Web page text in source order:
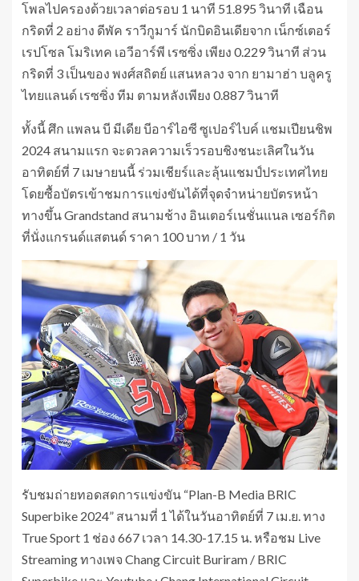
โพลไปครองด้วยเวลาต่อรอบ 1 นาที 51.895 วินาที เฉือน
กริดที่ 2 อย่าง ดีพัค ราวีกูมาร์ นักบิดอินเดียจาก เน็กซ์เตอร์
เรปโซล โมริเทค เอวีอาร์พี เรซซิ่ง เพียง 0.229 วินาที ส่วน
กริดที่ 3 เป็นของ พงศ์สถิตย์ แสนหลวง จาก ยามาฮ่า บลูครู
ไทยแลนด์ เรซซิ่ง ทีม ตามหลังเพียง 0.887 วินาที
ทั้งนี้ ศึก แพลน บี มีเดีย บีอาร์ไอซี ซูเปอร์ไบค์ แชมเปียนชิพ
2024 สนามแรก จะดวลความเร็วรอบชิงชนะเลิศในวัน
อาทิตย์ที่ 7 เมษายนนี้ ร่วมเชียร์และลุ้นแชมป์ประเทศไทย
โดยซื้อบัตรเข้าชมการแข่งขันได้ที่จุดจำหน่ายบัตรหน้า
ทางขึ้น Grandstand สนามช้าง อินเตอร์เนชั่นแนล เซอร์กิต
ที่นั่งแกรนด์แสตนด์ ราคา 100 บาท / 1 วัน
รับชมถ่ายทอดสดการแข่งขัน “Plan-B Media BRIC
Superbike 2024” สนามที่ 1 ได้ในวันอาทิตย์ที่ 7 เม.ย. ทาง
True Sport 1 ช่อง 667 เวลา 14.30-17.15 น. หรือชม Live
Streaming ทางเพจ Chang Circuit Buriram / BRIC